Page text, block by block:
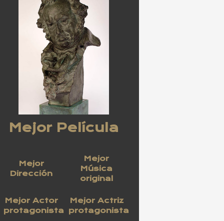
Mejor Película
Mejor
Dirección
Mejor
Música
original
Mejor Actor
protagonista
Mejor Actriz
protagonista